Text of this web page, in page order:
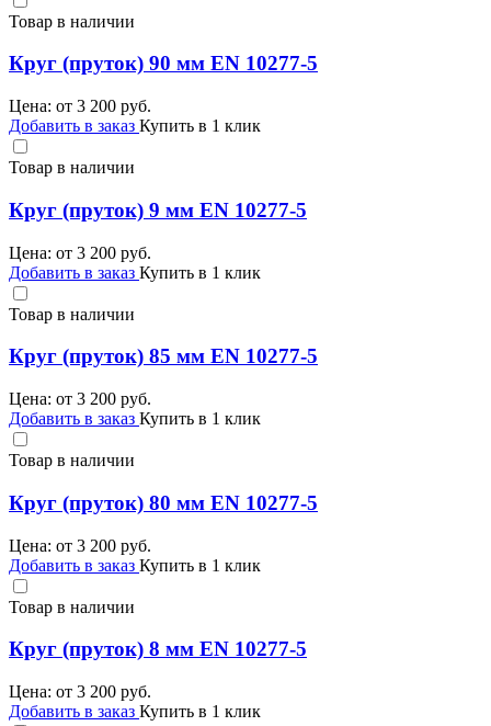
Товар в наличии
Круг (пруток) 90 мм EN 10277-5
Цена: от 3 200 руб.
Добавить в заказ Купить в 1 клик
Товар в наличии
Круг (пруток) 9 мм EN 10277-5
Цена: от 3 200 руб.
Добавить в заказ Купить в 1 клик
Товар в наличии
Круг (пруток) 85 мм EN 10277-5
Цена: от 3 200 руб.
Добавить в заказ Купить в 1 клик
Товар в наличии
Круг (пруток) 80 мм EN 10277-5
Цена: от 3 200 руб.
Добавить в заказ Купить в 1 клик
Товар в наличии
Круг (пруток) 8 мм EN 10277-5
Цена: от 3 200 руб.
Добавить в заказ Купить в 1 клик